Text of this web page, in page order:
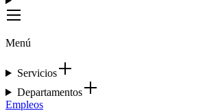
Menú
Servicios
Departamentos
Empleos